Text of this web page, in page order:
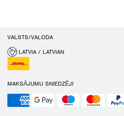
VALSTS/VALODA
LATVIA / LATVIAN
MAKSĀJUMU SNIEDZĒJI